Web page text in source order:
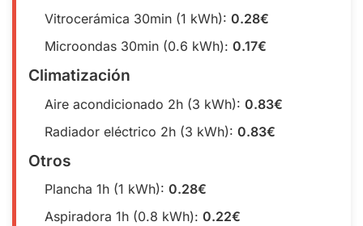
Vitrocerámica 30min (1 kWh): 0.28€
Microondas 30min (0.6 kWh): 0.17€
Climatización
Aire acondicionado 2h (3 kWh): 0.83€
Radiador eléctrico 2h (3 kWh): 0.83€
Otros
Plancha 1h (1 kWh): 0.28€
Aspiradora 1h (0.8 kWh): 0.22€